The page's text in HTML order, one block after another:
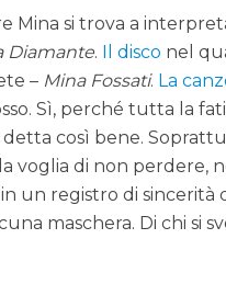
Mina si trova a
Diamante. Il disco nel
– Mina Fossati. La
Sì, perché tutta la
così bene.
voglia di non perdere,
un registro di sincerità
maschera. Di chi si